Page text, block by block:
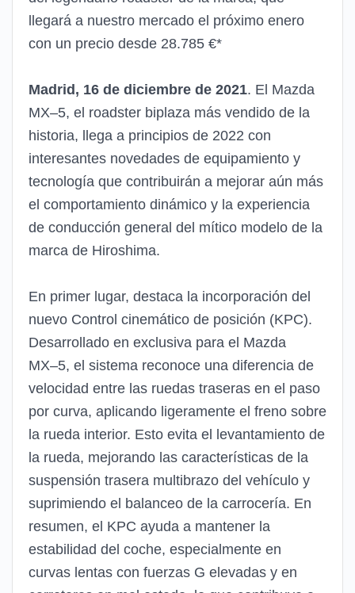
llegará a nuestro mercado el próximo enero
con un precio desde 28.785 €*
Madrid, 16 de diciembre de 2021. El Mazda
MX–5, el roadster biplaza más vendido de la
historia, llega a principios de 2022 con
interesantes novedades de equipamiento y
tecnología que contribuirán a mejorar aún más
el comportamiento dinámico y la experiencia
de conducción general del mítico modelo de la
marca de Hiroshima.
En primer lugar, destaca la incorporación del
nuevo Control cinemático de posición (KPC).
Desarrollado en exclusiva para el Mazda
MX–5, e l sistema reconoce una diferencia de
velocidad entre las ruedas traseras en el paso
por curva, aplicando ligeramente e freno sobre
la rueda interior. Esto evita el
levantamiento de
la rueda, mejorando las características de la
suspensión trasera multibrazo del vehículo y
suprimiendo el balanceo de la carrocería. En
resumen, el KPC ayuda a mantener la
estabilidad del coche, especialmente en
curvas lentas con fuerzas G elevadas y en